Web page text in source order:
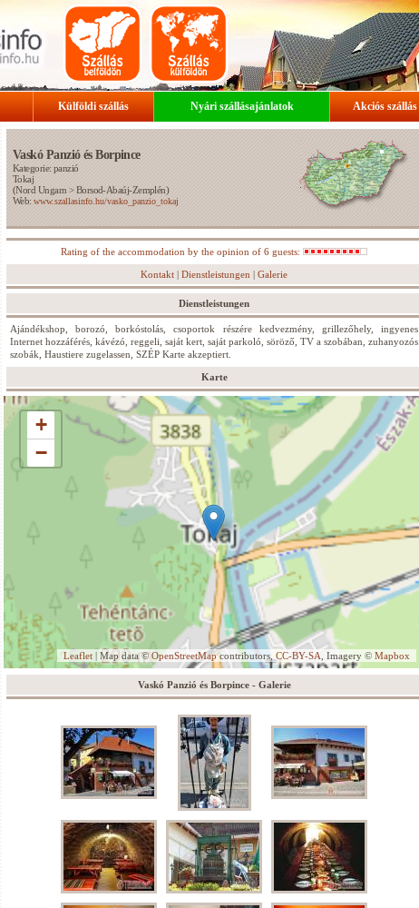
Külföldi szállás Nyári szállásajánlatok Akciós szállás
Vaskó Panzió és Borpince
Kategorie: panzió
Tokaj
(Nord Ungarn >Borsod-Abaúj-Zemplén)
Web:www.szallasinfo.hu/vasko_panzio_tokaj
Rating of the accommodation by the opinion of 6 guests:
Kontakt | Dienstleistungen | Galerie
Dienstleistungen
Ajándékshop, borozó, borkóstolás, csoportok részére kedvezmény, grillezőhely, ingyenes
Internet hozzáférés, kávézó, reggeli, saját kert, saját parkoló, söröző, TV a szobában, zuhanyozós
szobák, Haustiere zugelassen, SZÉP Karte akzeptiert.
Karte
+
−
Leaflet | Map data © OpenStreetMapcontributors, CC-BY-SA , Imagery © Mapbox
Vaskó Panzió és Borpince - Galerie